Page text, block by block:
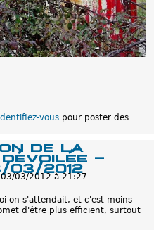
vous pour poster des
de la
-
03/2012
03/2012 à 21:27
on s'attendait, et c'est moins
d'être plus efficient, surtout